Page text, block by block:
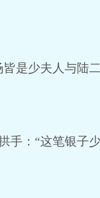
少夫人与陆
：“这笔银子